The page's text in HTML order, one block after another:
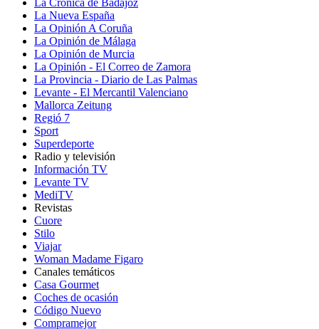
La Crónica de Badajoz
La Nueva España
La Opinión A Coruña
La Opinión de Málaga
La Opinión de Murcia
La Opinión - El Correo de Zamora
La Provincia - Diario de Las Palmas
Levante - El Mercantil Valenciano
Mallorca Zeitung
Regió 7
Sport
Superdeporte
Radio y televisión
Información TV
Levante TV
MediTV
Revistas
Cuore
Stilo
Viajar
Woman Madame Figaro
Canales temáticos
Casa Gourmet
Coches de ocasión
Código Nuevo
Compramejor